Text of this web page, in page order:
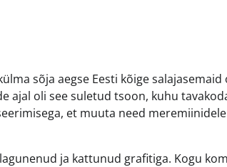
sõja aegse Eesti kõige salajasemaid
ajal oli see suletud tsoon, kuhu
et muuta need
ja kattunud grafitiga. Kogu